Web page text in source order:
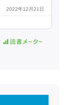
2022年12月21日